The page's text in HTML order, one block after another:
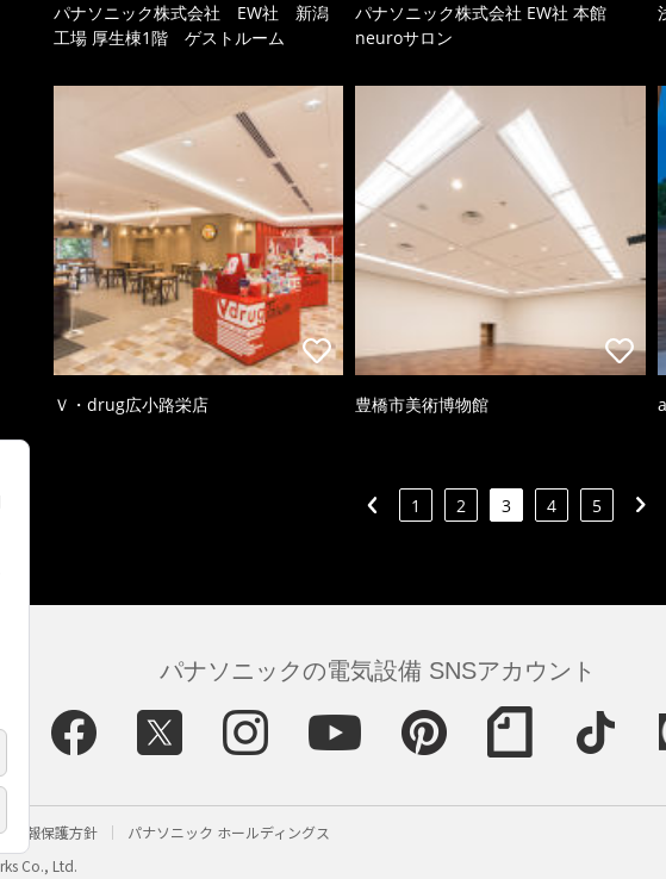
パナソニック株式会社 EW社 新潟
工場 厚生棟1階 ゲストルーム
パナソニック株式会社 EW社 本館
neuroサロン
Ｖ・drug広小路栄店 豊橋市美術博物館
1 2 3 4 5
パナソニックの電気設備 SNSアカウント
情報保護方針 パナソニック ホールディングス
Co., Ltd.